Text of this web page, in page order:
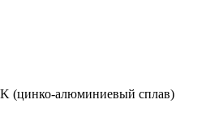
(цинко-алюминиевый сплав)